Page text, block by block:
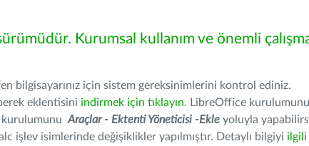
Kurumsal kullanım ve önemli
bilgisayarınız için sistem gereksinimlerini kontrol ediniz.
eklentisini indirmek için tıklayın. LibreOffice kurulumunu
Araçlar - Ektenti Yöneticisi -Ekle yoluyla
işlev isimlerinde değişiklikler yapılmıştır. Detaylı bilgiyi ilgili